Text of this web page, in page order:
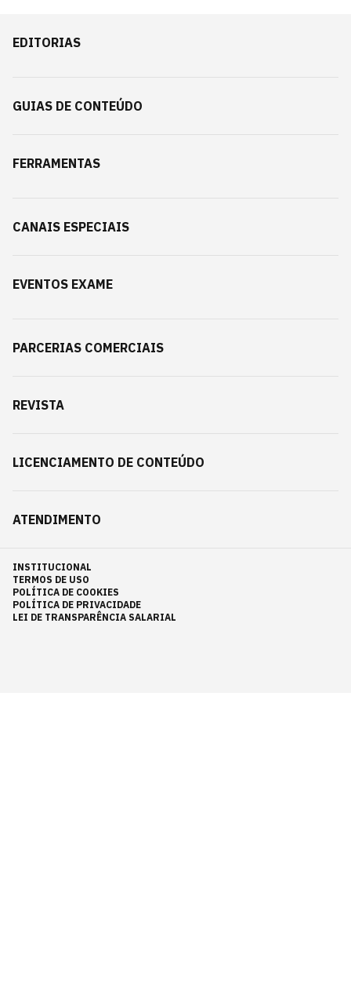
EDITORIAS
GUIAS DE CONTEÚDO
FERRAMENTAS
CANAIS ESPECIAIS
EVENTOS EXAME
PARCERIAS COMERCIAIS
REVISTA
LICENCIAMENTO DE CONTEÚDO
ATENDIMENTO
INSTITUCIONAL
TERMOS DE USO
POLÍTICA DE COOKIES
POLÍTICA DE PRIVACIDADE
LEI DE TRANSPARÊNCIA SALARIAL